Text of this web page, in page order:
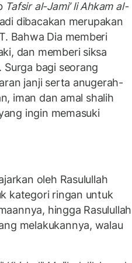
Tafsir al-Jami’ li Ahkam al-
dibacakan merupakan
Bahwa Dia memberi
dan memberi siksa
Surga bagi seorang
janji serta anugerah-
iman dan amal shalih
ingin memasuki
oleh Rasulullah
kategori ringan untuk
hingga Rasulullah
melakukannya, walau